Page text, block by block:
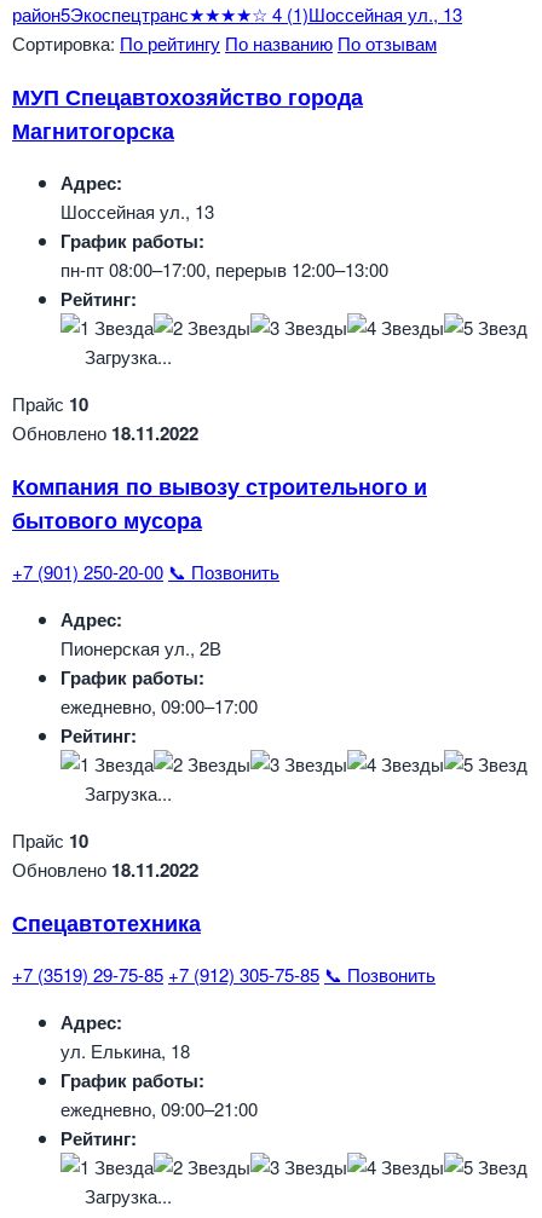
район5Экоспецтранс★★★★☆ 4 (1)Шоссейная ул., 13
Сортировка: По рейтингу По названию По отзывам
МУП Спецавтохозяйство города
Магнитогорска
Адрес:
Шоссейная ул., 13
График работы:
пн-пт 08:00–17:00, перерыв 12:00–13:00
Рейтинг:
Загрузка...
Прайс 10
Обновлено 18.11.2022
Компания по вывозу строительного и
бытового мусора
+7 (901) 250-20-00 📞 Позвонить
Адрес:
Пионерская ул., 2В
График работы:
ежедневно, 09:00–17:00
Рейтинг:
Загрузка...
Прайс 10
Обновлено 18.11.2022
Спецавтотехника
+7 (3519) 29-75-85 +7 (912) 305-75-85 📞 Позвонить
Адрес:
ул. Елькина, 18
График работы:
ежедневно, 09:00–21:00
Рейтинг:
Загрузка...